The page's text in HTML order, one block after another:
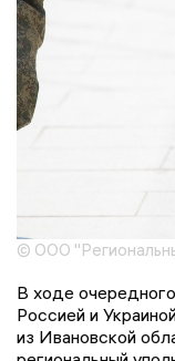
© ООО
В ходе
Россией и
из Ивановской